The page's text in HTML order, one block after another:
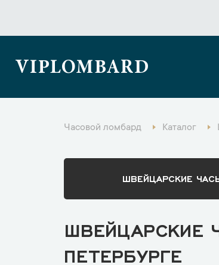
VIPLOMBARD
Часовой ломбард Каталог
ШВЕЙЦАРСКИЕ
ШВЕЙЦАРСКИЕ
ПЕТЕРБУРГЕ